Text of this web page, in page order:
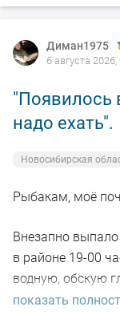
Диман1975
6 августа 2026,
"Появилось
надо ехать".
Новосибирская
Рыбакам, моё
Внезапно выпало
в районе 19-00
водную, обскую
правый берег).
показать